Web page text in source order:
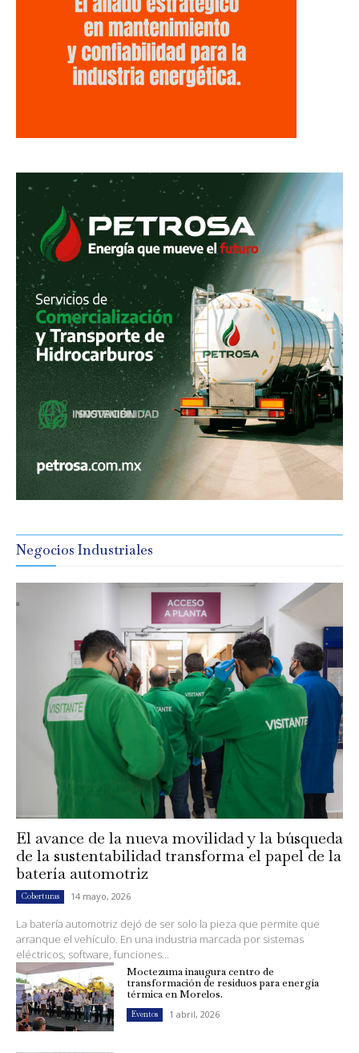
Negocios Industriales
El avance de la nueva movilidad y la búsqueda
de la sustentabilidad transforma el papel de la
batería automotriz
Coberturas 14 mayo, 2026
La batería automotriz dejó de ser solo la pieza que permite que
arranque el vehículo. En una industria marcada por sistemas
eléctricos, software, funciones...
Moctezuma inaugura centro de
transformación de residuos para energía
térmica en Morelos.
Eventos 1 abril, 2026